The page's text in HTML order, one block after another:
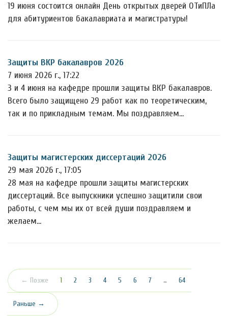
19 июня состоится онлайн День открытых дверей ОТиПЛа
для абитуриентов бакалавриата и магистратуры!
Защиты ВКР бакалавров 2026
7 июня 2026 г., 17:22
3 и 4 июня на кафедре прошли защиты ВКР бакалавров.
Всего было защищено 29 работ как по теоретическим,
так и по прикладным темам. Мы поздравляем…
Защиты магистерских диссертаций 2026
29 мая 2026 г., 17:05
28 мая на кафедре прошли защиты магистерских
диссертаций. Все выпускники успешно защитили свои
работы, с чем мы их от всей души поздравляем и
желаем…
← Позже 1 (текущая)
2 3 4 5 6 7 … 64
Раньше →